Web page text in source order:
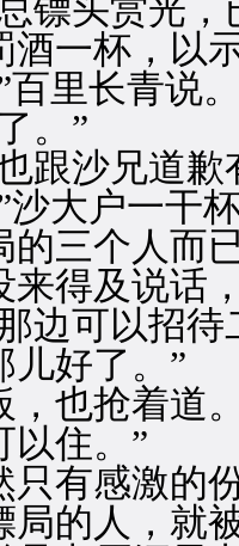
头赏光，
酒一杯，以
里长青说
。”
沙兄道歉
大户一干杯
的三个人而
得及说话，
边可以招
儿好了。”
抢着道。
以住。”
有感激的
的人，就